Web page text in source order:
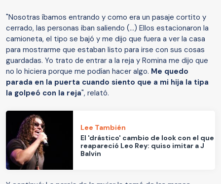
"Nosotras íbamos entrando y como era un pasaje cortito y
cerrado, las personas iban saliendo (...) Ellos estacionaron la
camioneta, el tipo se bajó y me dijo que fuera a ver la casa
para mostrarme que estaban listo para irse con sus cosas
guardadas. Yo trato de entrar a la reja y Romina me dijo que
no lo hiciera porque me podían hacer algo. Me quedo
parada en la puerta cuando siento que a mi hija la tipa
la golpeó con la reja", relató.
Lee También
El 'drástico' cambio de look con el que
reapareció Leo Rey: quiso imitar a J
Balvin